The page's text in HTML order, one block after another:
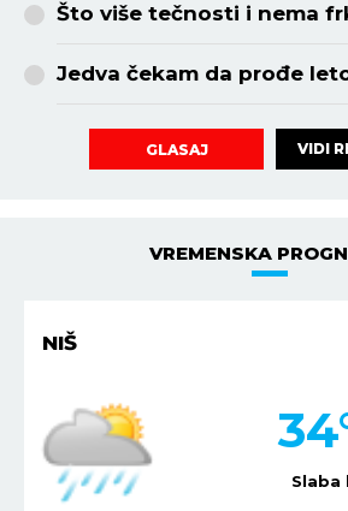
Što više tečnosti i nema
Jedva čekam da prođe
GLASAJ VIDI
VREMENSKA
NIŠ
Slaba
34